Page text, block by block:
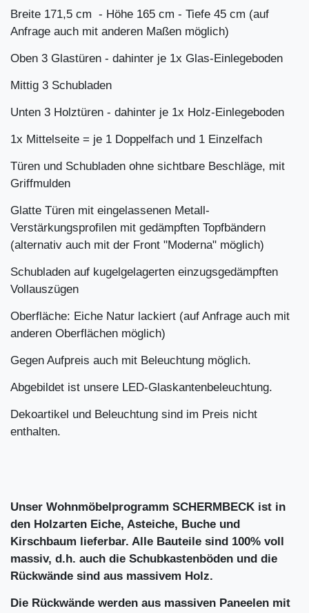
Breite 171,5 cm - Höhe 165 cm - Tiefe 45 cm (auf
Anfrage auch mit anderen Maßen möglich)
Oben 3 Glastüren - dahinter je 1x Glas-Einlegeboden
Mittig 3 Schubladen
Unten 3 Holztüren - dahinter je 1x Holz-Einlegeboden
1x Mittelseite = je 1 Doppelfach und 1 Einzelfach
Türen und Schubladen ohne sichtbare Beschläge, mit
Griffmulden
Glatte Türen mit eingelassenen Metall-
Verstärkungsprofilen mit gedämpften Topfbändern
(alternativ auch mit der Front "Moderna" möglich)
Schubladen auf kugelgelagerten einzugsgedämpften
Vollauszügen
Oberfläche: Eiche Natur lackiert (auf Anfrage auch mit
anderen Oberflächen möglich)
Gegen Aufpreis auch mit Beleuchtung möglich.
Abgebildet ist unsere LED-Glaskantenbeleuchtung.
Dekoartikel und Beleuchtung sind im Preis nicht
enthalten.
Unser Wohnmöbelprogramm SCHERMBECK ist in
den Holzarten Eiche, Asteiche, Buche und
Kirschbaum lieferbar. Alle Bauteile sind 100% voll
massiv, d.h. auch die Schubkastenböden und die
Rückwände sind aus massivem Holz.
Die Rückwände werden aus massiven Paneelen mit